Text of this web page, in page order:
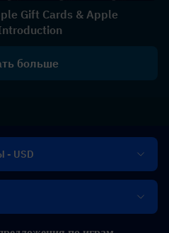
Gift Cards & Apple
больше
USD